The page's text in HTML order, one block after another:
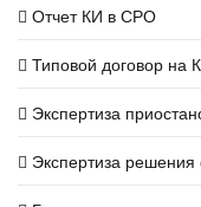
Отчет КИ в СРО
Типовой договор на
Экспертиза
Экспертиза